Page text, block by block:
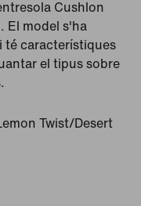
Cushlon
El model s'ha
té característiques
el tipus sobre
Twist/Desert